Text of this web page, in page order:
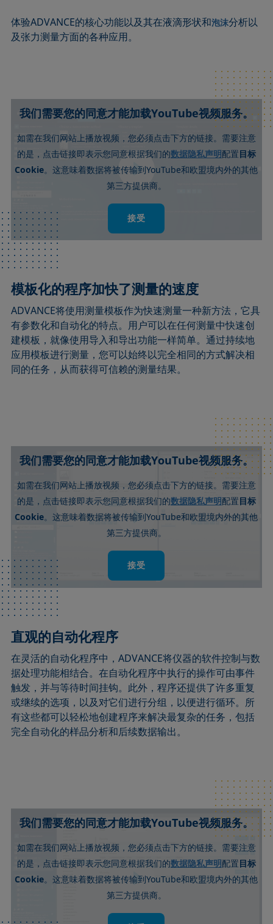
体验ADVANCE的核心功能以及其在液滴形状和泡沫分析以
及张力测量方面的各种应用。
我们需要您的同意才能加载YouTube视频服务。
如需在我们网站上播放视频，您必须点击下方的链接。需要注意
的是，点击链接即表示您同意根据我们的数据隐私声明配置 目标
Cookie。这意味着数据将被传输到YouTube和欧盟境内外的其他
第三方提供商。
接受
模板化的程序加快了测量的速度
ADVANCE将使用测量模板作为快速测量一种新方法，它具
有参数化和自动化的特点。用户可以在任何测量中快速创
建模板，就像使用导入和导出功能一样简单。通过持续地
应用模板进行测量，您可以始终以完全相同的方式解决相
同的任务，从而获得可信赖的测量结果。
我们需要您的同意才能加载YouTube视频服务。
如需在我们网站上播放视频，您必须点击下方的链接。需要注意
的是，点击链接即表示您同意根据我们的数据隐私声明配置 目标
Cookie。这意味着数据将被传输到YouTube和欧盟境内外的其他
第三方提供商。
接受
直观的自动化程序
在灵活的自动化程序中，ADVANCE将仪器的软件控制与数
据处理功能相结合。在自动化程序中执行的操作可由事件
触发，并与等待时间挂钩。此外，程序还提供了许多重复
或继续的选项，以及对它们进行分组，以便进行循环。所
有这些都可以轻松地创建程序来解决最复杂的任务，包括
完全自动化的样品分析和后续数据输出。
我们需要您的同意才能加载YouTube视频服务。
如需在我们网站上播放视频，您必须点击下方的链接。需要注意
的是，点击链接即表示您同意根据我们的数据隐私声明配置 目标
Cookie。这意味着数据将被传输到YouTube和欧盟境内外的其他
第三方提供商。